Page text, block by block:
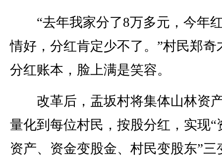
“去年我家分了8万多元，今年
情好，分红肯定少不了。”村民郑奇
分红账本，脸上满是笑容。
改革后，盂坂村将集体山林资
量化到每位村民，按股分红，实现“
资产、资金变股金、村民变股东”三